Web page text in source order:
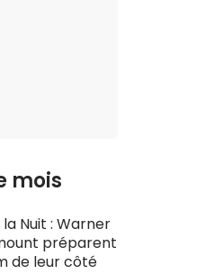
mois
Nuit : Warner
préparent
de leur côté